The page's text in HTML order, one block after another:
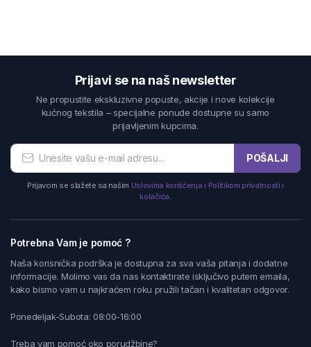
Prijavi se na naš newsletter
Ne propustite ekskluzivne popuste, akcije i nove kolekcije
kućnog tekstila – specijalne ponude dostupne su samo
prijavljenim kupcima.
POŠALJI
Prijavom se slažete sa našim Uslovima korišćenja i Politikom privatnosti i
kolačića.
Potrebna Vam je pomoć ?
Naša korisnička podrška je dostupna za sva vaša pitanja i dodatne
informacije. Molimo vas da nas kontaktirate isključivo putem emaila,
kako bismo vam u najkraćem roku pružili tačan i kvalitetan odgovor.
Ponedeljak-Subota: 08:00-16:00
Treba vam pomoć oko porudžbine?